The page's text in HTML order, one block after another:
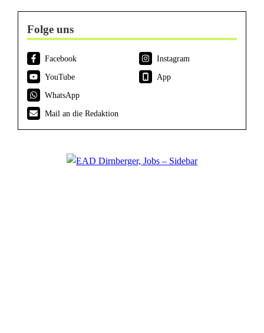
Folge uns
Facebook
Instagram
YouTube
App
WhatsApp
Mail an die Redaktion